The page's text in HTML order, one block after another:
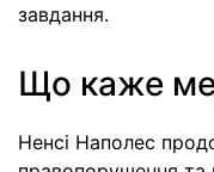
завдання.
Що каже
Ненсі Наполес